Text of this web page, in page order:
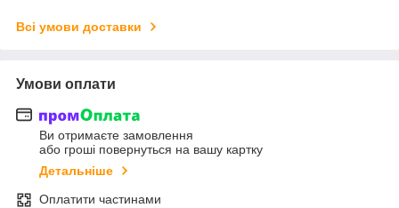
Всі умови доставки
Умови оплати
Ви отримаєте замовлення
або гроші повернуться на вашу картку
Детальніше
Оплатити частинами